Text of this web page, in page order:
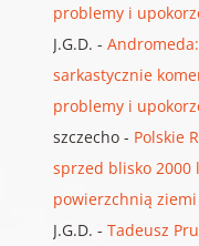
problemy i
J.G.D. -
sarkastycznie
problemy i
szczecho- Polskie
sprzed blisko 2000
powierzchnią ziemi
J.G.D. - Tadeusz